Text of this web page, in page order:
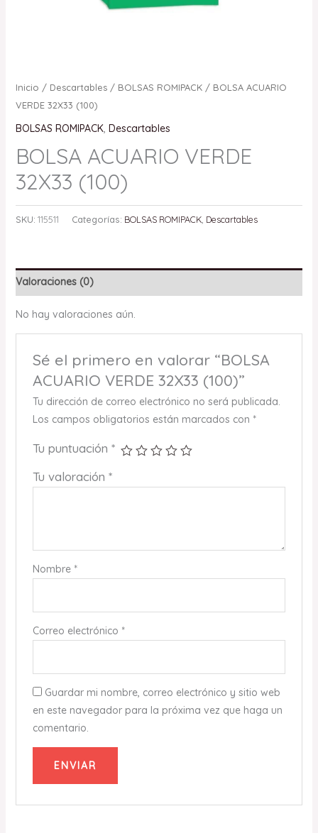
Inicio / Descartables/ BOLSAS ROMIPACK/ BOLSA ACUARIO
VERDE 32X33 (100)
BOLSAS ROMIPACK, Descartables
BOLSA ACUARIO VERDE
32X33 (100)
SKU: 115511 Categorías: BOLSAS ROMIPACK, Descartables
Valoraciones (0)
No hay valoraciones aún.
Sé el primero en valorar “BOLSA
ACUARIO VERDE 32X33 (100)”
Tu dirección de correo electrónico no será publicada.
Los campos obligatorios están marcados con *
Tu puntuación *
Tu valoración *
Nombre *
Correo electrónico *
Guardar mi nombre, correo electrónico y sitio web
en este navegador para la próxima vez que haga un
comentario.